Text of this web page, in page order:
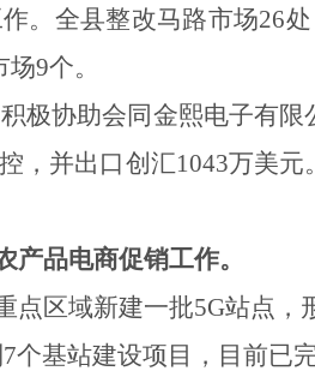
。全县整改马路市场26
场9个。
极协助会同金熙电子有
，并出口创汇1043万美元
产品电商促销工作。
点区域新建一批5G站点，
基站建设项目，目前已